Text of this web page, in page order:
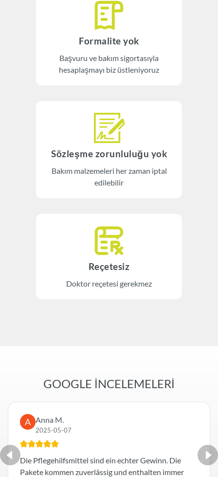
Formalite yok
Başvuru ve bakım sigortasıyla
hesaplaşmayı biz üstleniyoruz
Sözleşme zorunluluğu yok
Bakım malzemeleri her zaman iptal
edilebilir
Reçetesiz
Doktor reçetesi gerekmez
GOOGLE İNCELEMELERİ
A Anna M.
2025-05-07
Die Pflegehilfsmittel sind ein echter Gewinn. Die
Pakete kommen zuverlässig und enthalten immer